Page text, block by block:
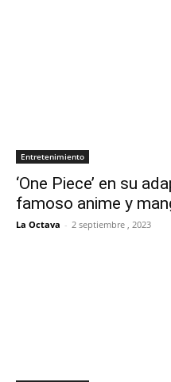
Entretenimiento
‘One Piece’ en su
famoso anime y
La Octava - 2 septiembre , 2023